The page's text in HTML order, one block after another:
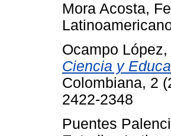
Mora Acosta,
Ocampo
Ciencia y
Colombiana, 2
2422-2348
Puentes